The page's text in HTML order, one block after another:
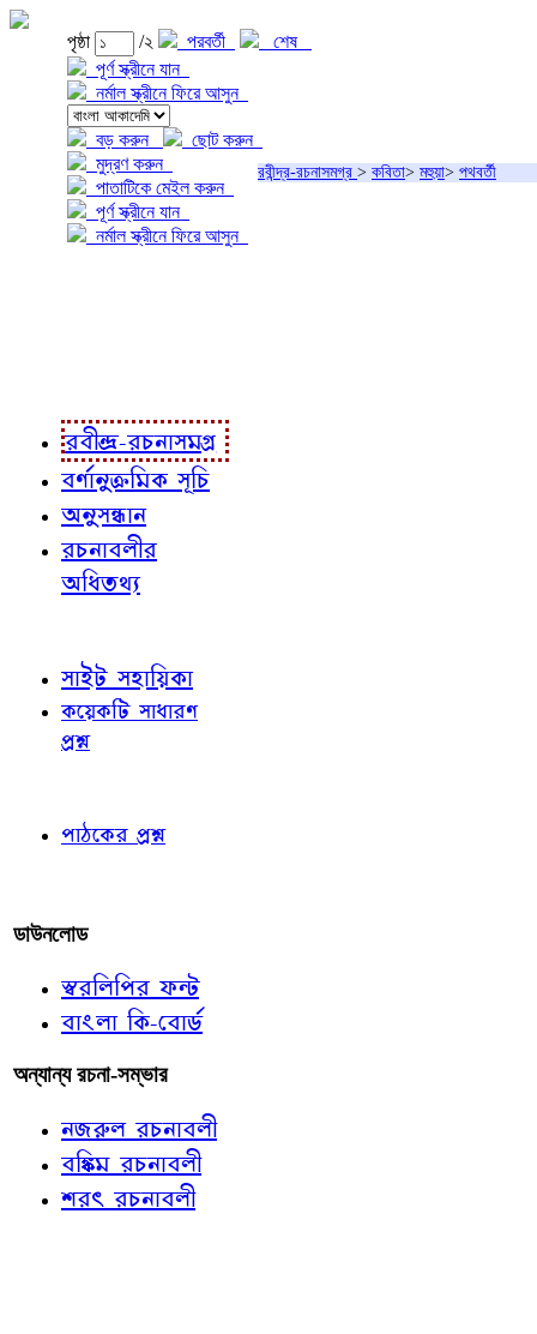
পৃষ্ঠা /২ পরবর্তী
শেষ
পূর্ণ স্ক্রীনে যান
নর্মাল স্ক্রীনে ফিরে আসুন
বড় করুন
ছোট করুন
মুদ্রণ করুন
পাতাটিকে মেইল করুন
পূর্ণ স্ক্রীনে যান
নর্মাল স্ক্রীনে ফিরে আসুন
রবীন্দ্র-রচনাসমগ্র > কবিতা> মহুয়া> পথবর্তী
রবীন্দ্র-রচনাসমগ্র
বর্ণানুক্রমিক সূচি
অনুসন্ধান
রচনাবলীর
অধিতথ্য
সাইট সহায়িকা
কয়েকটি সাধারণ
প্রশ্ন
পাঠকের প্রশ্ন
ডাউনলোড
স্বরলিপির ফন্ট
বাংলা কি-বোর্ড
অন্যান্য রচনা-সম্ভার
নজরুল রচনাবলী
বঙ্কিম রচনাবলী
শরৎ রচনাবলী